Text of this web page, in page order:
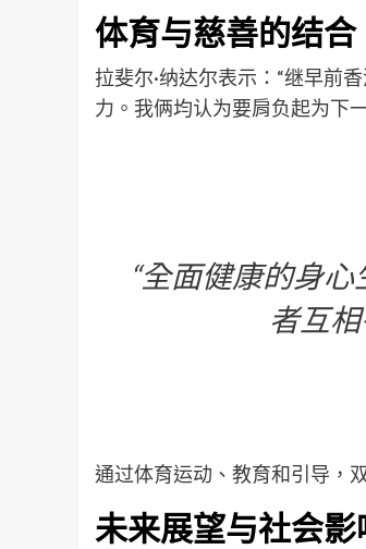
体育与慈善的结合
拉斐尔·纳达尔表示：“继早前
力。我俩均认为要肩负起为下
“全面健康的身
者互
通过体育运动、教育和引导，
未来展望与社会影